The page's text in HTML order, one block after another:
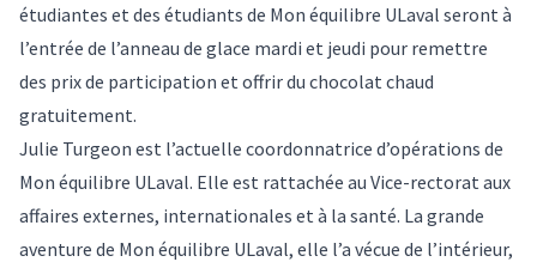
étudiantes et des étudiants de Mon équilibre ULaval seront à
l’entrée de l’anneau de glace mardi et jeudi pour remettre
des prix de participation et offrir du chocolat chaud
gratuitement.
Julie Turgeon est l’actuelle coordonnatrice d’opérations de
Mon équilibre ULaval. Elle est rattachée au Vice-rectorat aux
affaires externes, internationales et à la santé. La grande
aventure de Mon équilibre ULaval, elle l’a vécue de l’intérieur,